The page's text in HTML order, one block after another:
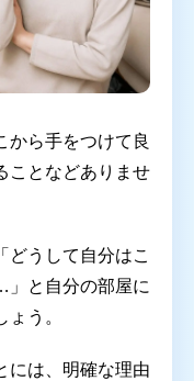
県
から手をつけて良
ことなどありませ
どうして自分はこ
」と自分の部屋に
う。
には、明確な理由